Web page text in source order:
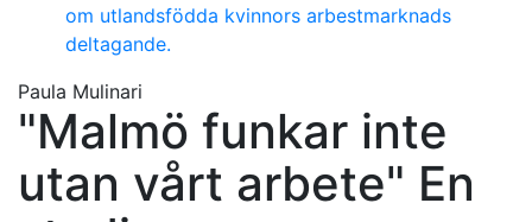
om utlandsfödda kvinnors arbestmarknads
deltagande.
Paula Mulinari
"Malmö funkar inte
utan vårt arbete" En